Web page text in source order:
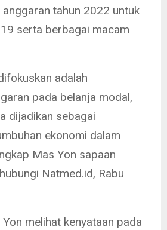
tahun 2022 untuk
serta berbagai macam
adalah
pada belanja modal,
dijadikan sebagai
ekonomi dalam
Mas Yon sapaan
Natmed.id, Rabu
melihat kenyataan pada